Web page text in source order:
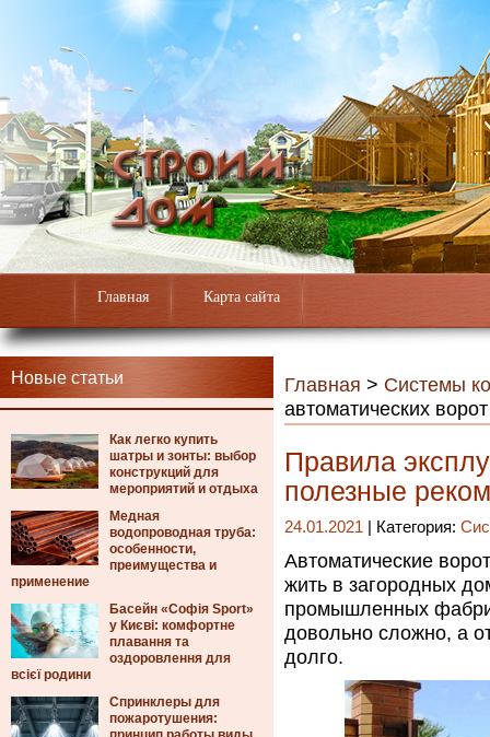
Главная Карта сайта
Новые статьи
Как легко купить
шатры и зонты: выбор
конструкций для
мероприятий и отдыха
Медная
водопроводная труба:
особенности,
преимущества и
применение
Басейн «Софія Sport»
у Києві: комфортне
плавання та
оздоровлення для
всієї родини
Спринклеры для
пожаротушения:
Главная > Системы
автоматических
Правила
полезные
24.01.2021 | Категория:
Автоматические
жить в загородных
промышленных
довольно сложно, а
долго.